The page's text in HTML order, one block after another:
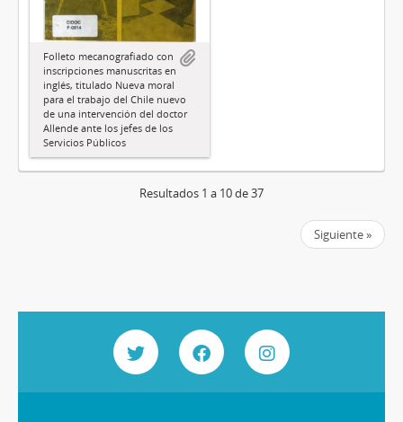
Folleto mecanografiado con
inscripciones manuscritas en
inglés, titulado Nueva moral
para el trabajo del Chile nuevo
de una intervención del doctor
Allende ante los jefes de los
Servicios Públicos
Resultados 1 a 10 de 37
Siguiente »